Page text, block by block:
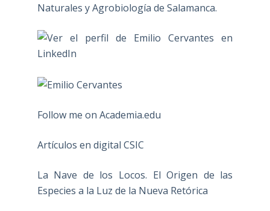
Naturales y Agrobiología de Salamanca.
Follow me on Academia.edu
Artículos en digital CSIC
La Nave de los Locos. El Origen de las
Especies a la Luz de la Nueva Retórica